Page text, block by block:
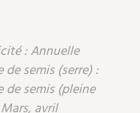
: Annuelle
de semis (serre) :
de semis (pleine